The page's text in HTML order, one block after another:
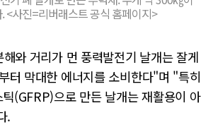
<사진=리버래스트 공식 홈페이지>
와 거리가 먼 풍력발전기 날개는 잘게
터 막대한 에너지를 소비한다"며 "특히
(GFRP)으로 만든 날개는 재활용이 아
.